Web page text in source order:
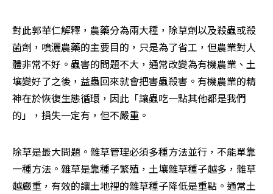
對此郭華仁解釋，農藥分為兩大種，除草劑以及殺蟲或殺
菌劑，噴灑農藥的主要目的，只是為了省工，但農業對人
體非常不好。蟲害的問題不大，通常改變為有機農業、土
壤變好了之後，益蟲回來就會把害蟲殺害。有機農業的精
神在於恢復生態循環，因此「讓蟲吃一點其他都是我們
的」，損失一定有，但不嚴重。
除草是最大問題。雜草管理必須多種方法並行，不能單靠
一種方法。雜草是靠種子繁殖，土壤雜草種子越多，雜草
越嚴重，有效的讓土地裡的雜草種子降低是重點。通常土